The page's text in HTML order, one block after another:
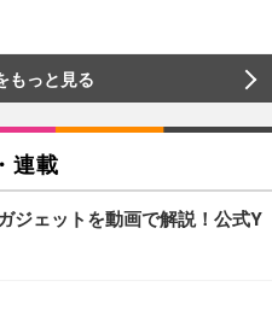
もっと見る
連載
ジェットを動画で解説！公式Y